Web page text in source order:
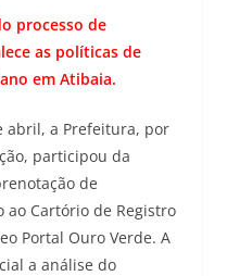
processo de
as políticas de
em Atibaia.
abril, a Prefeitura, por
participou da
de
Cartório de Registro
Portal Ouro Verde. A
a análise do